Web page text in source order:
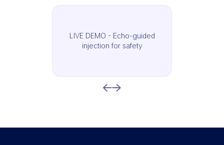
LIVE DEMO - Echo-guided
injection for safety